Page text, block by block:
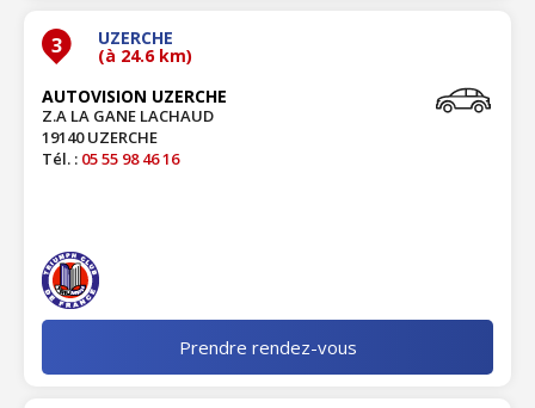
3 UZERCHE
(à 24.6 km)
AUTOVISION UZERCHE
Z.A LA GANE LACHAUD
19140 UZERCHE
Tél. : 05 55 98 46 16
Prendre rendez-vous